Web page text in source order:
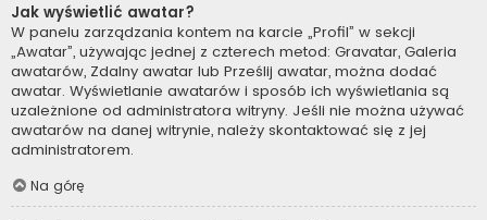
Jak wyświetlić awatar?
W panelu zarządzania kontem na karcie „Profil” w sekcji
„Awatar”, używając jednej z czterech metod: Gravatar, Galeria
awatarów, Zdalny awatar lub Prześlij awatar, można dodać
awatar. Wyświetlanie awatarów i sposób ich wyświetlania są
uzależnione od administratora witryny. Jeśli nie można używać
awatarów na danej witrynie, należy skontaktować się z jej
administratorem.
Na górę